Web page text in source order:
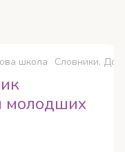
школа Словники.
молодших